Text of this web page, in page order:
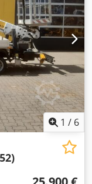
Diesel
Arbeitskorb
TÜV: gültig
65.429 per
MwSt. Sie haben
zur Verfügung!
7.00 - 16.00
1 / 6